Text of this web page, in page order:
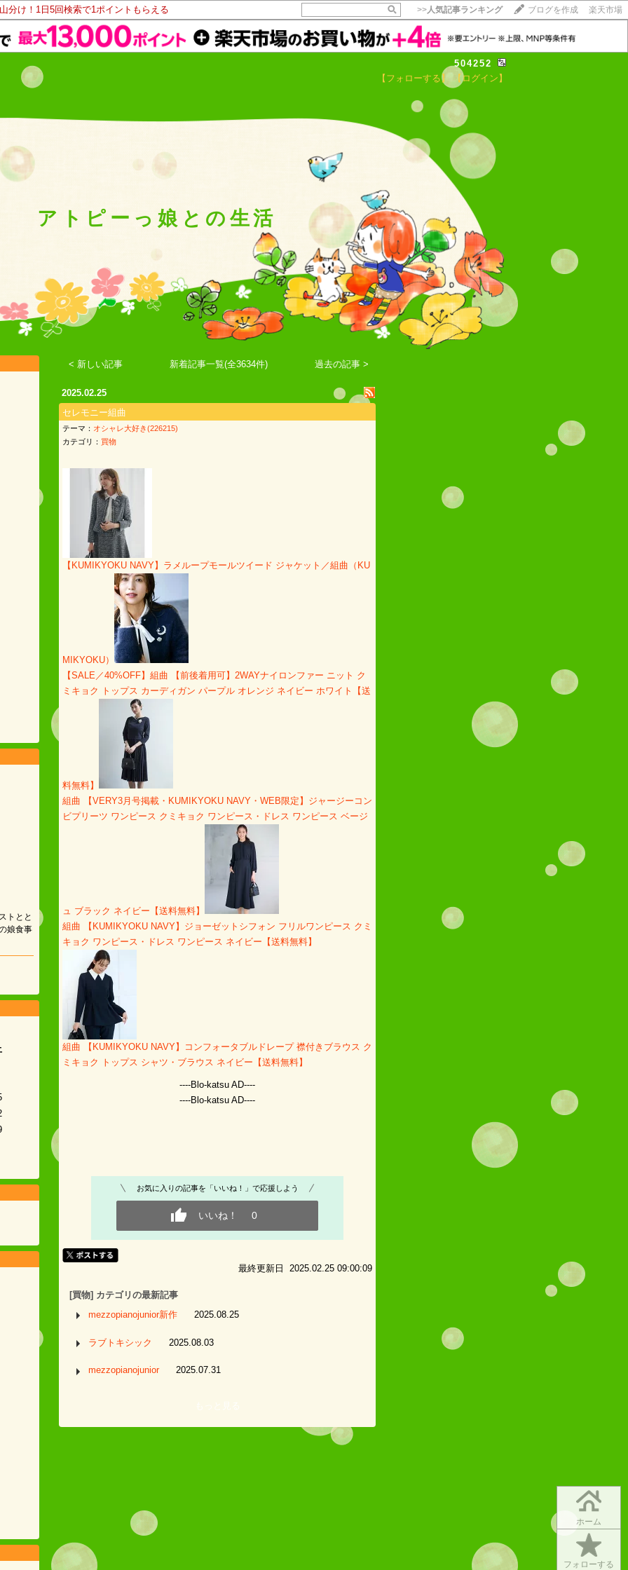
分け！1日5回検索で1ポイントもらえる >>人気記事ランキング ブログを作成 楽天市場
504252
【フォローする】
【ログイン】
アトピーっ娘との生活
ホーム
フォローする
いいね!
トとと
娘食事
< 新しい記事 新着記事一覧(全3634件) 過去の記事 >
2025.02.25
セレモニー組曲
テーマ： オシャレ大好き(226215)
カテゴリ： 買物
【KUMIKYOKU NAVY】ラメループモールツイード ジャケット／組曲（KU
MIKYOKU）
【SALE／40%OFF】組曲 【前後着用可】2WAYナイロンファー ニット ク
ミキョク トップス カーディガン パープル オレンジ ネイビー ホワイト【送
料無料】
組曲 【VERY3月号掲載・KUMIKYOKU NAVY・WEB限定】ジャージーコン
ビプリーツ ワンピース クミキョク ワンピース・ドレス ワンピース ベージ
ュ ブラック ネイビー【送料無料】
組曲 【KUMIKYOKU NAVY】ジョーゼットシフォン フリルワンピース クミ
キョク ワンピース・ドレス ワンピース ネイビー【送料無料】
組曲 【KUMIKYOKU NAVY】コンフォータブルドレープ 襟付きブラウス ク
ミキョク トップス シャツ・ブラウス ネイビー【送料無料】
----Blo-katsu AD----
----Blo-katsu AD----
お気に入りの記事を「いいね！」で応援しよう
いいね！ 0
最終更新日 2025.02.25 09:00:09
[買物] カテゴリの最新記事
mezzopianojunior新作
2025.08.25
ラブトキシック 2025.08.03
mezzopianojunior 2025.07.31